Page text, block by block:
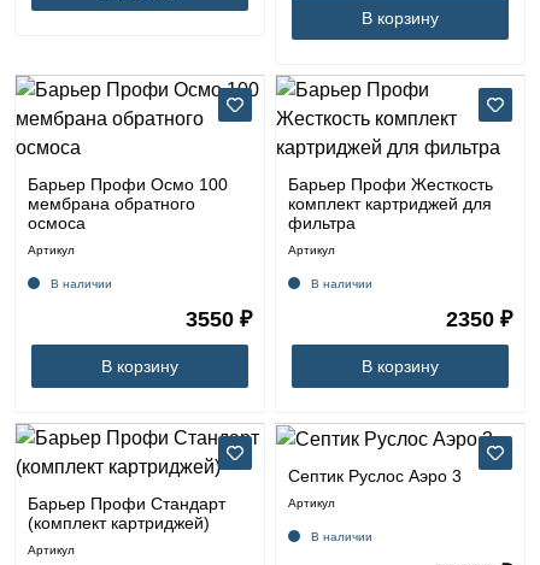
В корзину
Барьер Профи Осмо 100
мембрана обратного
осмоса
Артикул
В наличии
3550 ₽
В корзину
Барьер Профи Жесткость
комплект картриджей для
фильтра
Артикул
В наличии
2350 ₽
В корзину
Барьер Профи Стандарт
(комплект картриджей)
Артикул
Септик Руслос Аэро 3
Артикул
В наличии